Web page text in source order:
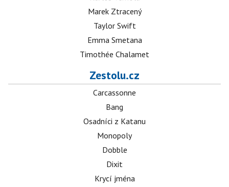
Marek Ztracený
Taylor Swift
Emma Smetana
Timothée Chalamet
Zestolu.cz
Carcassonne
Bang
Osadníci z Katanu
Monopoly
Dobble
Dixit
Krycí jména